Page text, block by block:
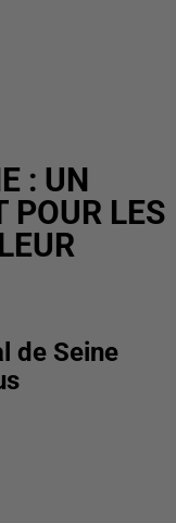
: UN
POUR LES
de Seine